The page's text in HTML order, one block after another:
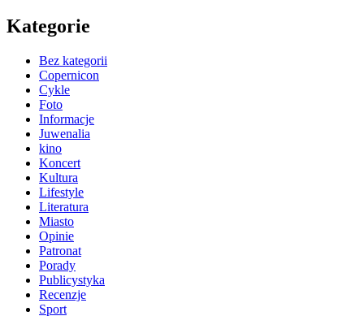
Kategorie
Bez kategorii
Copernicon
Cykle
Foto
Informacje
Juwenalia
kino
Koncert
Kultura
Lifestyle
Literatura
Miasto
Opinie
Patronat
Porady
Publicystyka
Recenzje
Sport